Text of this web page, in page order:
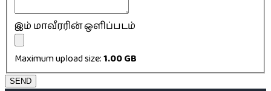
இம் மாவீரரின் ஒளிப்படம்
Maximum upload size:1.00 GB
SEND